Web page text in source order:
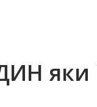
ДИН